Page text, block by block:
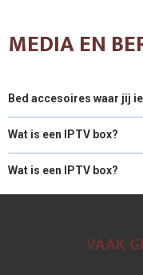
MEDIA EN
Bed accesoires waar jij
Wat is een IPTV box?
Wat is een IPTV box?
VAAK